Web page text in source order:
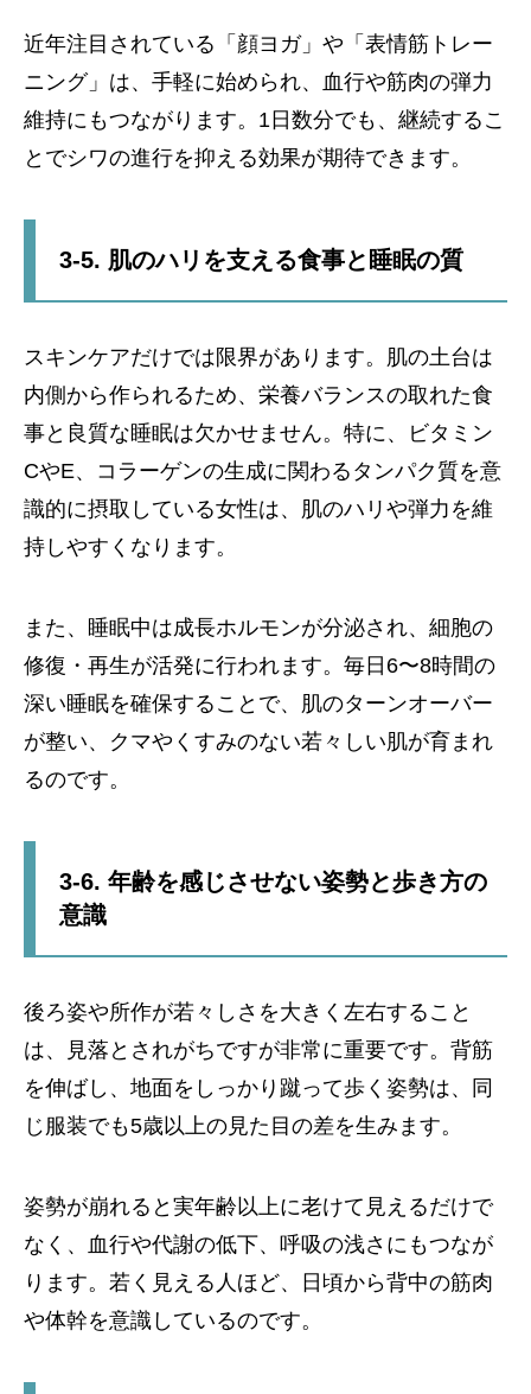
近年注目されている「顔ヨガ」や「表情筋トレー
ニング」は、手軽に始められ、血行や筋肉の弾力
維持にもつながります。1日数分でも、継続するこ
とでシワの進行を抑える効果が期待できます。
3-5. 肌のハリを支える食事と睡眠の質
スキンケアだけでは限界があります。肌の土台は
内側から作られるため、栄養バランスの取れた食
事と良質な睡眠は欠かせません。特に、ビタミン
CやE、コラーゲンの生成に関わるタンパク質を意
識的に摂取している女性は、肌のハリや弾力を維
持しやすくなります。
また、睡眠中は成長ホルモンが分泌され、細胞の
修復・再生が活発に行われます。毎日6〜8時間の
深い睡眠を確保することで、肌のターンオーバー
が整い、クマやくすみのない若々しい肌が育まれ
るのです。
3-6. 年齢を感じさせない姿勢と歩き方の
意識
後ろ姿や所作が若々しさを大きく左右すること
は、見落とされがちですが非常に重要です。背筋
を伸ばし、地面をしっかり蹴って歩く姿勢は、同
じ服装でも5歳以上の見た目の差を生みます。
姿勢が崩れると実年齢以上に老けて見えるだけで
なく、血行や代謝の低下、呼吸の浅さにもつなが
ります。若く見える人ほど、日頃から背中の筋肉
や体幹を意識しているのです。